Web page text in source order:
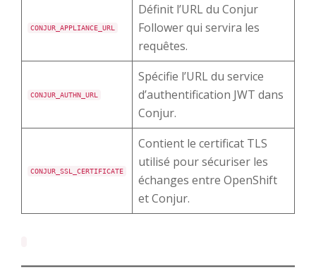
CONJUR_APPLIANCE_URL
Définit l’URL du Conjur
Follower qui servira les
requêtes.
CONJUR_AUTHN_URL
Spécifie l’URL du service
d’authentification JWT dans
Conjur.
CONJUR_SSL_CERTIFICATE
Contient le certificat TLS
utilisé pour sécuriser les
échanges entre OpenShift
et Conjur.